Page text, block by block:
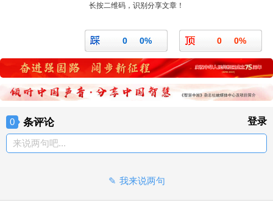
长按二维码，识别分享文章！
0 0%
0 0%
0 条评论 登录
来说两句吧...
我来说两句